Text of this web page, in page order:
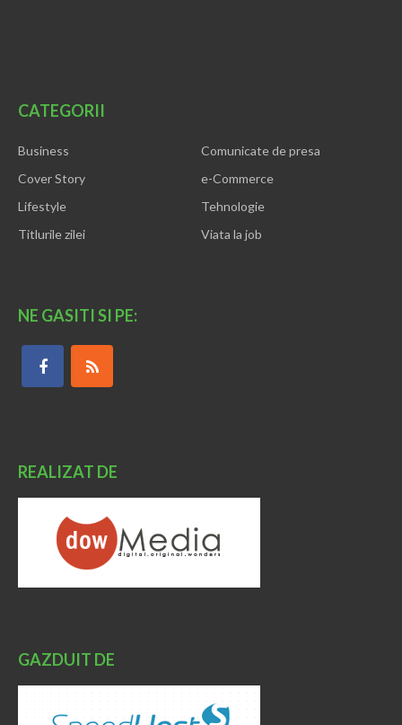
CATEGORII
Business
Comunicate de presa
Cover Story
e-Commerce
Lifestyle
Tehnologie
Titlurile zilei
Viata la job
NE GASITI SI PE:
REALIZAT DE
GAZDUIT DE